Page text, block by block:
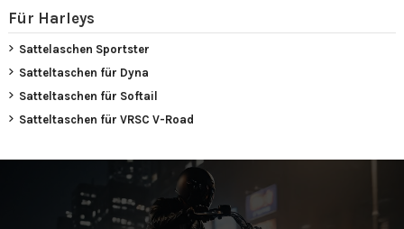
Für Harleys
Sattelaschen Sportster
Satteltaschen für Dyna
Satteltaschen für Softail
Satteltaschen für VRSC V-Road